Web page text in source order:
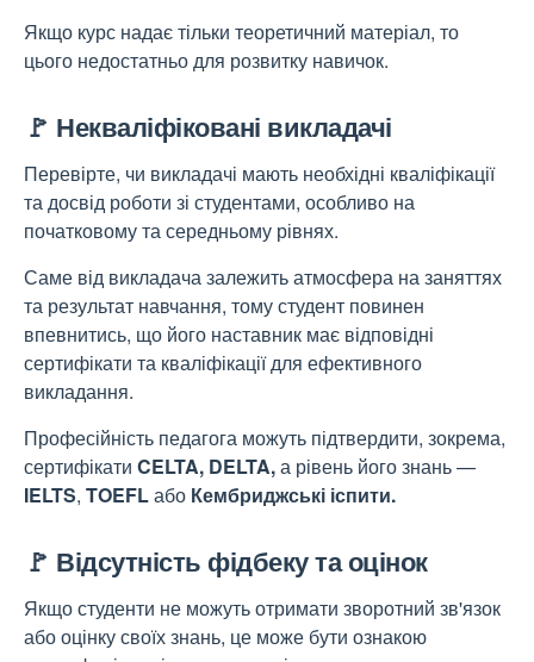
Якщо курс надає тільки теоретичний матеріал, то
цього недостатньо для розвитку навичок.
🚩 Некваліфіковані викладачі
Перевірте, чи викладачі мають необхідні кваліфікації
та досвід роботи зі студентами, особливо на
початковому та середньому рівнях.
Саме від викладача залежить атмосфера на заняттях
та результат навчання, тому студент повинен
впевнитись, що його наставник має відповідні
сертифікати та кваліфікації для ефективного
викладання.
Професійність педагога можуть підтвердити, зокрема,
сертифікати CELTA, DELTA,а рівень його знань —
IELTS, TOEFLабо Кембриджські іспити.
🚩 Відсутність фідбеку та оцінок
Якщо студенти не можуть отримати зворотний зв'язок
або оцінку своїх знань, це може бути ознакою